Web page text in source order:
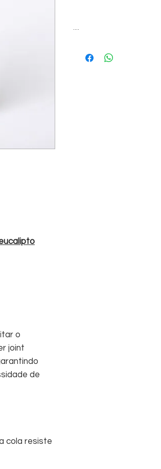
o
joint
de
cola resiste
....